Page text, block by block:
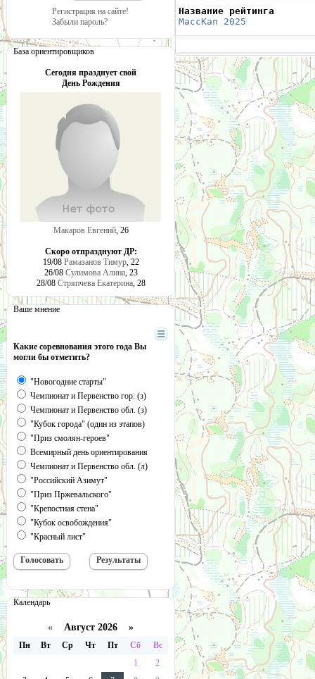
Регистрация на сайте!
Забыли пароль?
База ориентировщиков
Сегодня празднует свой
День Рождения
Макаров Евгений, 26
Скоро отпразднуют ДР:
19/08 Рамазанов Тимур, 22
26/08 Сулимова Алина, 23
28/08 Стряпчева Екатерина, 28
Ваше мнение
Какие соревнования этого года Вы
могли бы отметить?
"Новогодние старты"
Чемпионат и Первенство гор. (з)
Чемпионат и Первенство обл. (з)
"Кубок города" (один из этапов)
"Приз смолян-героев"
Всемирный день ориентирования
Чемпионат и Первенство обл. (л)
"Российский Азимут"
"Приз Пржевальского"
"Крепостная стена"
"Кубок освобождения"
"Красный лист"
Календарь
« Август 2026 »
Пн Вт Ср Чт Пт Сб
Вс
1
2
Название рейтинга
МассКап 2025